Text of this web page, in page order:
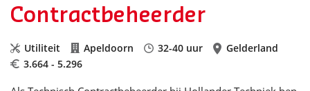
Contractbeheerder
Utiliteit Apeldoorn 32-40 uur
Gelderland
3.664 - 5.296